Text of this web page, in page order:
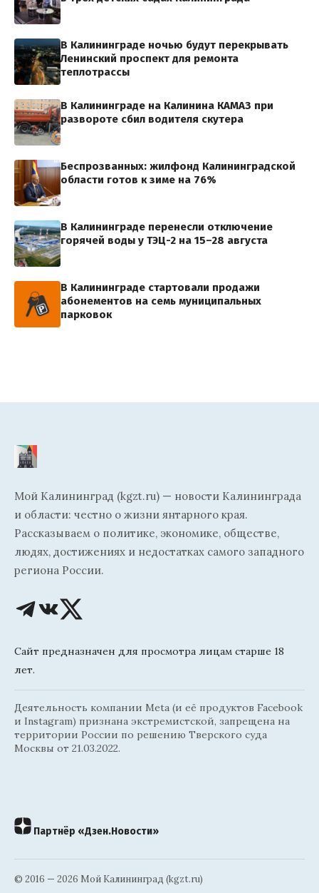
В Калининграде ночью будут перекрывать
Ленинский проспект для ремонта
теплотрассы
В Калининграде на Калинина КАМАЗ при
развороте сбил водителя скутера
Беспрозванных: жилфонд Калининградской
области готов к зиме на 76%
В Калининграде перенесли отключение
горячей воды у ТЭЦ-2 на 15–28 августа
В Калининграде стартовали продажи
абонементов на семь муниципальных
парковок
Мой Калининград (kgzt.ru) — новости Калининграда
и области: честно о жизни янтарного края.
Рассказываем о политике, экономике, обществе,
людях, достижениях и недостатках самого западного
региона России.
Сайт предназначен для просмотра лицам старше 18
лет.
Деятельность компании Meta (и её продуктов Facebook
и Instagram) признана экстремистской, запрещена на
территории России по решению Тверского суда
Москвы от 21.03.2022.
Партнёр «Дзен.Новости»
© 2016 — 2026 Мой Калининград (kgzt.ru)